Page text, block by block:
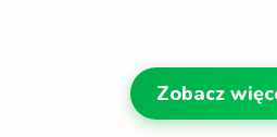
Zobacz